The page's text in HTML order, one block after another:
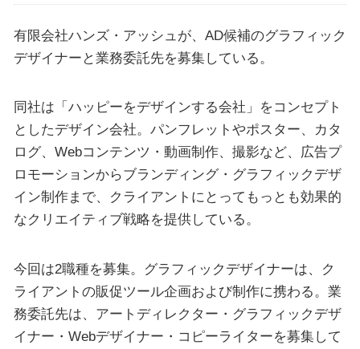
有限会社ハンズ・アッシュが、AD候補のグラフィック
デザイナーと業務委託先を募集している。
同社は「ハッピーをデザインする会社」をコンセプト
としたデザイン会社。パンフレットやポスター、カタ
ログ、Webコンテンツ・動画制作、撮影など、広告プ
ロモーションからブランディング・グラフィックデザ
イン制作まで、クライアントにとってもっとも効果的
なクリエイティブ戦略を提供している。
今回は2職種を募集。グラフィックデザイナーは、ク
ライアントの販促ツール企画および制作に携わる。業
務委託先は、アートディレクター・グラフィックデザ
イナー・Webデザイナー・コピーライターを募集して